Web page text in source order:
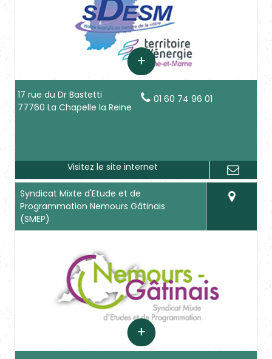
17 rue du Dr Bastetti
77760 La Chapelle la Reine
01 60 74 96 01
Syndicat Mixte d'Etude et de
Programmation Nemours Gâtinais
(SMEP)